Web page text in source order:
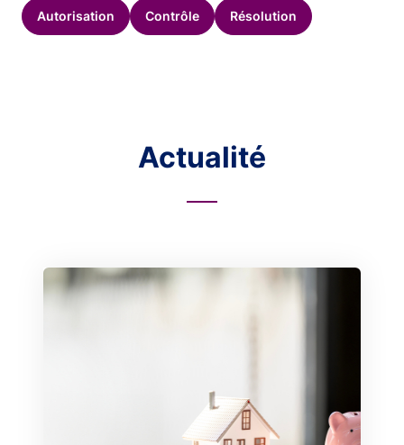
Autorisation Contrôle Résolution
Actualité